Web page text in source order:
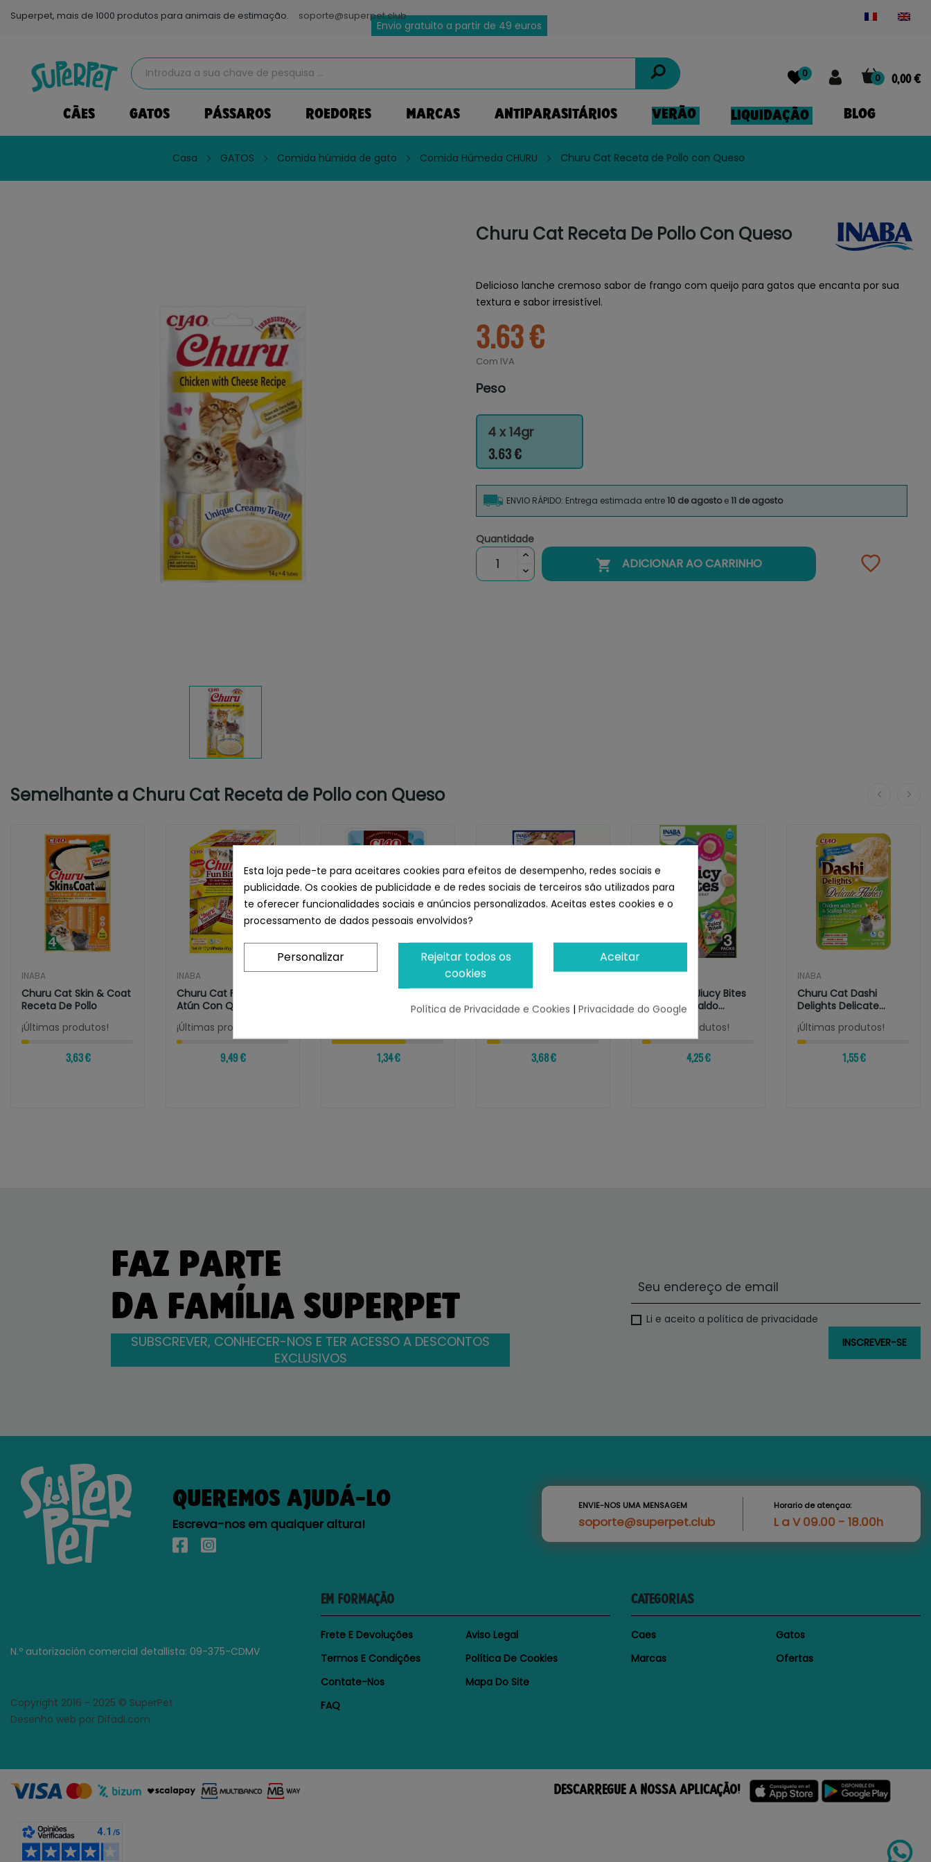
Superpet, mais de 1000 produtos para animais de estimação. soporte@superpet.club
Envio gratuito a partir de 49 euros
0 0,00 €
0
CÃES GATOS PÁSSAROS ROEDORES MARCAS ANTIPARASITÁRIOS VERÃO LIQUIDAÇÃO BLOG
Casa GATOS Comida húmida de gato Comida Húmeda CHURU Churu Cat Receta de Pollo con Queso
Churu Cat Receta De Pollo Con Queso
Delicioso lanche cremoso sabor de frango com queijo para gatos que encanta por sua
textura e sabor irresistível.
3.63 €
Com IVA
Peso
4 x 14gr
3.63 €
ENVIO RÁPIDO: Entrega estimada entre10 de agostoe11 de agosto
Quantidade
 ADICIONAR AO CARRINHO
Semelhante a Churu Cat Receta de Pollo con Queso
INABA
Churu Cat Skin & Coat
Receta De Pollo
¡Últimas produtos!
3,63 €
INABA
Churu Cat Fun Bites De
Atún Con Queso
¡Últimas produtos!
9,49 €
INABA
1,34 €
Topper Receta De
3,68 €
INABA
Churu Cat Jiucy Bites
Calamar-Caldo
Casero
¡Últimas produtos!
4,25 €
INABA
Churu Cat Dashi
Delights Delicate
Flakes Pollo Con...
¡Últimas produtos!
1,55 €
FAZ PARTE
DA FAMÍLIA SUPERPET
SUBSCREVER, CONHECER-NOS E TER ACESSO A DESCONTOS
EXCLUSIVOS
Li e aceito a política de privacidade
QUEREMOS AJUDÁ-LO
Escreva-nos em qualquer altura!
ENVIE-NOS UMA MENSAGEM
soporte@superpet.club
Horario de atençao:
L a V 09.00 - 18.00h
N.º autorización comercial detallista: 09-375-CDMV
Copyright 2016 - 2025 © SuperPet
Desenho web por Difadi.com
EM FORMAÇÃO
Frete E Devoluções
Aviso Legal
Termos E Condições
Política De Cookies
Contate-Nos
Mapa Do Site
FAQ
CATEGORIAS
Caes
Gatos
Marcas
Ofertas
DESCARREGUE A NOSSA APLICAÇÃO!
Esta loja pede-te para aceitares cookies para efeitos de desempenho, redes sociais e
publicidade. Os cookies de publicidade e de redes sociais de terceiros são utilizados para
te oferecer funcionalidades sociais e anúncios personalizados. Aceitas estes cookies e o
processamento de dados pessoais envolvidos?
Aceitar
Rejeitar todos os
cookies
Personalizar
Política de Privacidade e Cookies | Privacidade do Google